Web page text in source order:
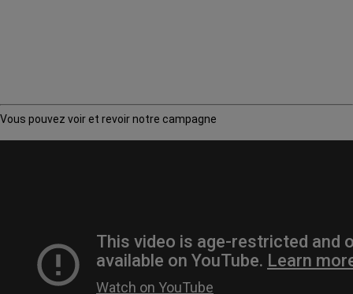
Vous pouvez voir et revoir notre campagne